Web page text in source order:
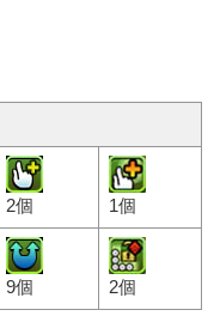
2個 1個
9個 2個